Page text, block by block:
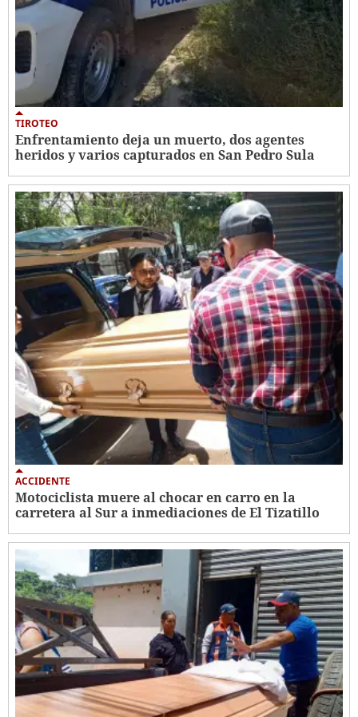
TIROTEO
Enfrentamiento deja un muerto, dos agentes
heridos y varios capturados en San Pedro Sula
ACCIDENTE
Motociclista muere al chocar en carro en la
carretera al Sur a inmediaciones de El Tizatillo